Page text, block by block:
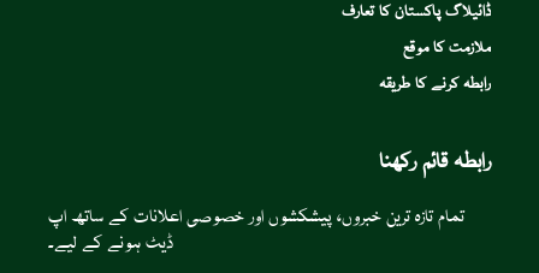
ڈائیلاگ پاکستان کا تعارف
ملازمت کا موقع
رابطہ کرنے کا طریقہ
رابطہ قائم رکھنا
تمام تازہ ترین خبروں، پیشکشوں اور خصوصی اعلانات کے ساتھ اپ
ڈیٹ ہونے کے لیے۔